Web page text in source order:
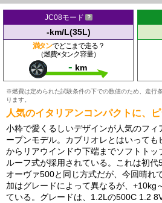
JC08モード
-km/L(35L)
満タンでどこまで走る？
（燃費×タンク容量）
- km
※燃費は定められた試験条件の下での数値のため、走行
ります。
人気のイタリアンコンパクトに、
小粋で愛くるしいデザインが人気のフ
ープンモデル。カブリオレとはいって
からリアウインドウ下端までソフトト
ルーフ式が採用されている。これは初代
オーヴァ500と同じ方式だが、今回晴れ
加はグレードによって異なるが、+10kg
ている。グレードは、1.2Lの500C 1.2